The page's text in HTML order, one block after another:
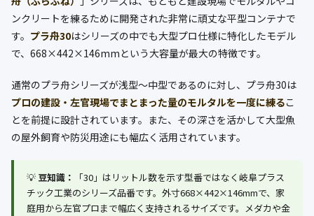
ンクリートを練るために開発された非常に頑丈な平型コンテナで
す。 プラ舟30はシリーズの中でも大型プロ仕様に特化したモデル
で、668×442×146mmという大容量が最大の特徴です。
通常のプラ舟シリーズが浅型〜中型であるのに対し、プラ舟30は
プロの建設・左官現場でまとまった量のモルタルを一度に練るこ
とを前提に設計されています。また、その深さを活かして大型魚
の屋外飼育や防災用途にも幅広く活用されています。
💡 豆知識：
「30」はリットル数を示す型番ではなく岐阜プラス
チック工業のシリーズ品番です。外寸668×442×146mmで、家
庭用から左官プロまで幅広く支持されるサイズです。メダカや金